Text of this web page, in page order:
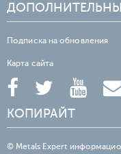
Подписка на обновления
Карта сайта
КОПИРАЙТ
© Metals Expert